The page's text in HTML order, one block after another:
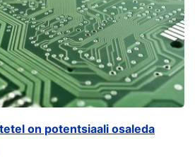
on potentsiaali osaleda